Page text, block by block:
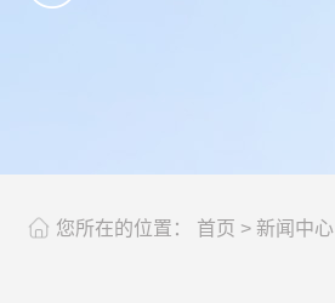
您所在的位置： 首页 > 新闻中心